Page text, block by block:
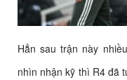
Hẳn sau trận này
nhìn nhận kỹ thì R4 đã